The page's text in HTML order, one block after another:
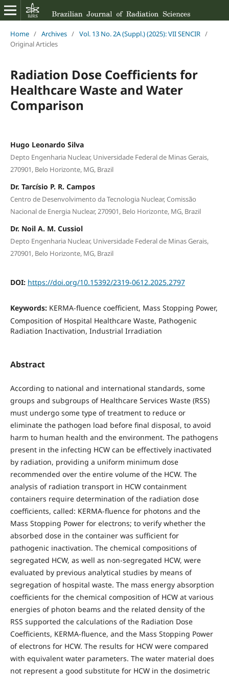
Home / Archives / Vol. 13 No. 2A (Suppl.) (2025): VII SENCIR /
Original Articles
Radiation Dose Coefficients for
Healthcare Waste and Water
Comparison
Hugo Leonardo Silva
Depto Engenharia Nuclear, Universidade Federal de Minas Gerais,
270901, Belo Horizonte, MG, Brazil
Dr. Tarcísio P. R. Campos
Centro de Desenvolvimento da Tecnologia Nuclear, Comissão
Nacional de Energia Nuclear, 270901, Belo Horizonte, MG, Brazil
Dr. Noil A. M. Cussiol
Depto Engenharia Nuclear, Universidade Federal de Minas Gerais,
270901, Belo Horizonte, MG, Brazil
DOI: https://doi.org/10.15392/2319-0612.2025.2797
Keywords: KERMA-fluence coefficient, Mass Stopping Power,
Composition of Hospital Healthcare Waste, Pathogenic
Radiation Inactivation, Industrial Irradiation
Abstract
According to national and international standards, some
groups and subgroups of Healthcare Services Waste (RSS)
must undergo some type of treatment to reduce or
eliminate the pathogen load before final disposal, to avoid
harm to human health and the environment. The pathogens
present in the infecting HCW can be effectively inactivated
by radiation, providing a uniform minimum dose
recommended over the entire volume of the HCW. The
analysis of radiation transport in HCW containment
containers require determination of the radiation dose
coefficients, called: KERMA-fluence for photons and the
Mass Stopping Power for electrons; to verify whether the
absorbed dose in the container was sufficient for
pathogenic inactivation. The chemical compositions of
segregated HCW, as well as non-segregated HCW, were
evaluated by previous analytical studies by means of
segregation of hospital waste. The mass energy absorption
coefficients for the chemical composition of HCW at various
energies of photon beams and the related density of the
RSS supported the calculations of the Radiation Dose
Coefficients, KERMA-fluence, and the Mass Stopping Power
of electrons for HCW. The results for HCW were compared
with equivalent water parameters. The water material does
not represent a good substitute for HCW in the dosimetric